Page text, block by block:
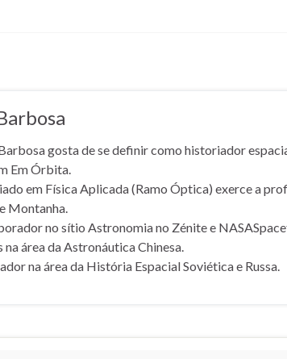
gosta de se definir como historiador
Em Órbita.
em Física Aplicada (Ramo Óptica) exerce a
Montanha.
no sítio Astronomia no Zénite e
área da Astronáutica Chinesa.
na área da História Espacial Soviética e Russa.